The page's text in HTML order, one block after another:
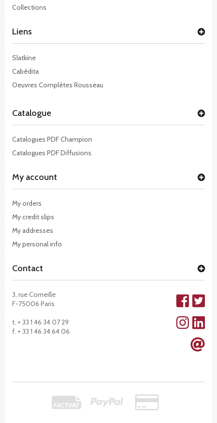
Collections
Liens
Slatkine
Cabédita
Oeuvres Complètes Rousseau
Catalogue
Catalogues PDF Champion
Catalogues PDF Diffusions
My account
My orders
My credit slips
My addresses
My personal info
Contact
3, rue Corneille
F-75006 Paris
t. + 33 1 46 34 07 29
f. + 33 1 46 34 64 06